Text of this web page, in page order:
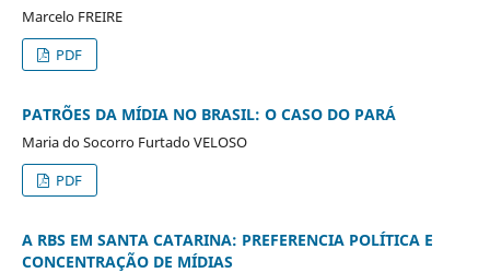
Marcelo FREIRE
PDF
PATRÕES DA MÍDIA NO BRASIL: O CASO DO PARÁ
Maria do Socorro Furtado VELOSO
PDF
A RBS EM SANTA CATARINA: PREFERENCIA POLÍTICA E
CONCENTRAÇÃO DE MÍDIAS